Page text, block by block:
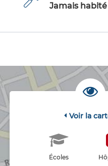
Jamais
Voir la
Écoles